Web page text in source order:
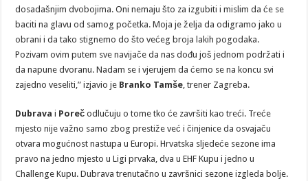
dosadašnjim dvobojima. Oni nemaju što za izgubiti i mislim da će se
baciti na glavu od samog početka. Moja je želja da odigramo jako u
obrani i da tako stignemo do što većeg broja lakih pogodaka.
Pozivam ovim putem sve navijače da nas dođu još jednom podržati i
da napune dvoranu. Nadam se i vjerujem da ćemo se na koncu svi
zajedno veseliti,” izjavio je Branko Tamše, trener Zagreba.
Dubrava i Poreč odlučuju o tome tko će završiti kao treći. Treće
mjesto nije važno samo zbog prestiže već i činjenice da osvajaču
otvara mogućnost nastupa u Europi. Hrvatska sljedeće sezone ima
pravo na jedno mjesto u Ligi prvaka, dva u EHF Kupu i jedno u
Challenge Kupu. Dubrava trenutačno u završnici sezone izgleda bolje.